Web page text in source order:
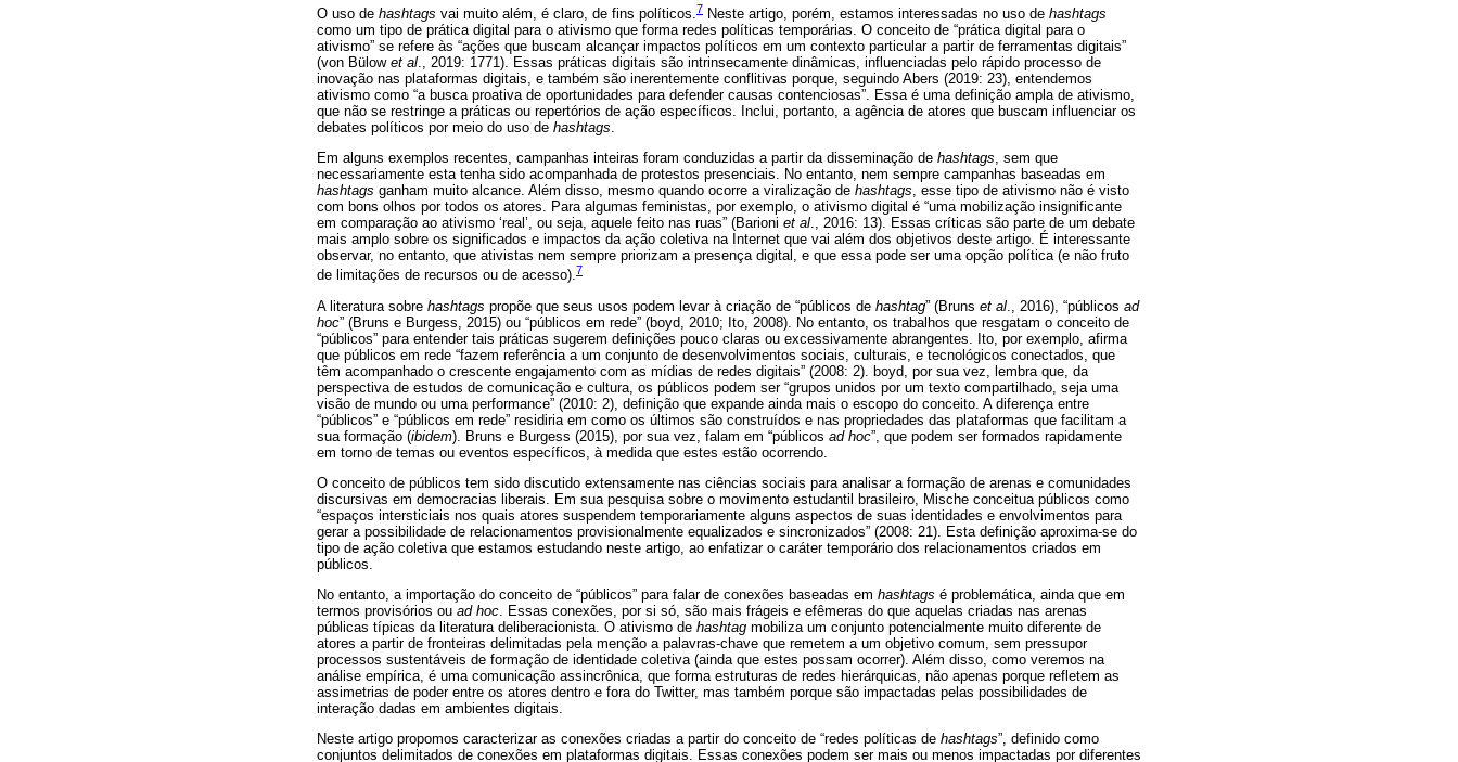
O uso de hashtags vai muito além, é claro, de fins políticos.7 Neste artigo, porém, estamos interessadas no uso de hashtags
como um tipo de prática digital para o ativismo que forma redes políticas temporárias. O conceito de “prática digital para o
ativismo” se refere às “ações que buscam alcançar impactos políticos em um contexto particular a partir de ferramentas digitais”
(von Bülow et al., 2019: 1771). Essas práticas digitais são intrinsecamente dinâmicas, influenciadas pelo rápido processo de
inovação nas plataformas digitais, e também são inerentemente conflitivas porque, seguindo Abers (2019: 23), entendemos
ativismo como “a busca proativa de oportunidades para defender causas contenciosas”. Essa é uma definição ampla de ativismo,
que não se restringe a práticas ou repertórios de ação específicos. Inclui, portanto, a agência de atores que buscam influenciar os
debates políticos por meio do uso de hashtags.
Em alguns exemplos recentes, campanhas inteiras foram conduzidas a partir da disseminação de hashtags, sem que
necessariamente esta tenha sido acompanhada de protestos presenciais. No entanto, nem sempre campanhas baseadas em
hashtags ganham muito alcance. Além disso, mesmo quando ocorre a viralização de hashtags, esse tipo de ativismo não é visto
com bons olhos por todos os atores. Para algumas feministas, por exemplo, o ativismo digital é “uma mobilização insignificante
em comparação ao ativismo ‘real’, ou seja, aquele feito nas ruas” (Barioni et al., 2016: 13). Essas críticas são parte de um debate
mais amplo sobre os significados e impactos da ação coletiva na Internet que vai além dos objetivos deste artigo. É interessante
observar, no entanto, que ativistas nem sempre priorizam a presença digital, e que essa pode ser uma opção política (e não fruto
de limitações de recursos ou de acesso).7
A literatura sobre hashtags propõe que seus usos podem levar à criação de “públicos de hashtag” (Bruns et al ., 2016), “públicos ad
hoc” (Bruns e Burgess, 2015) ou “públicos em rede” (boyd, 2010; Ito, 2008). No entanto, os trabalhos que resgatam o conceito de
“públicos” para entender tais práticas sugerem definições pouco claras ou excessivamente abrangentes. Ito, por exemplo, afirma
que públicos em rede “fazem referência a um conjunto de desenvolvimentos sociais, culturais, e tecnológicos conectados, que
têm acompanhado o crescente engajamento com as mídias de redes digitais” (2008: 2). boyd, por sua vez, lembra que, da
perspectiva de estudos de comunicação e cultura, os públicos podem ser “grupos unidos por um texto compartilhado, seja uma
visão de mundo ou uma performance” (2010: 2), definição que expande ainda mais o escopo do conceito. A diferença entre
“públicos” e “públicos em rede” residiria em como os últimos são construídos e nas propriedades das plataformas que facilitam a
sua formação (ibidem). Bruns e Burgess (2015), por sua vez, falam em “públicos ad hoc”, que podem ser formados rapidamente
em torno de temas ou eventos específicos, à medida que estes estão ocorrendo.
O conceito de públicos tem sido discutido extensamente nas ciências sociais para analisar a formação de arenas e comunidades
discursivas em democracias liberais. Em sua pesquisa sobre o movimento estudantil brasileiro, Mische conceitua públicos como
“espaços intersticiais nos quais atores suspendem temporariamente alguns aspectos de suas identidades e envolvimentos para
gerar a possibilidade de relacionamentos provisionalmente equalizados e sincronizados” (2008: 21). Esta definição aproxima-se do
tipo de ação coletiva que estamos estudando neste artigo, ao enfatizar o caráter temporário dos relacionamentos criados em
públicos.
No entanto, a importação do conceito de “públicos” para falar de conexões baseadas em hashtags é problemática, ainda que em
termos provisórios ou ad hoc. Essas conexões, por si só, são mais frágeis e efêmeras do que aquelas criadas nas arenas
públicas típicas da literatura deliberacionista. O ativismo de hashtag mobiliza um conjunto potencialmente muito diferente de
atores a partir de fronteiras delimitadas pela menção a palavras-chave que remetem a um objetivo comum, sem pressupor
processos sustentáveis de formação de identidade coletiva (ainda que estes possam ocorrer). Além disso, como veremos na
análise empírica, é uma comunicação assincrônica, que forma estruturas de redes hierárquicas, não apenas porque refletem as
assimetrias de poder entre os atores dentro e fora do Twitter, mas também porque são impactadas pelas possibilidades de
interação dadas em ambientes digitais.
Neste artigo propomos caracterizar as conexões criadas a partir do conceito de “redes políticas de hashtags”, definido como
conjuntos delimitados de conexões em plataformas digitais. Essas conexões podem ser mais ou menos impactadas por diferentes